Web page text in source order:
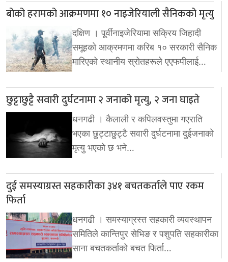
बोको हरामको आक्रमणमा १० नाइजेरियाली सैनिकको मृत्यु
दक्षिण । पूर्वीनाइजेरियामा सक्रिय जिहादी
समूहको आक्रमणमा करिब १० सरकारी सैनिक
मारिएको स्थानीय स्रोतहरूले एएफपीलाई…
छुट्टाछुट्टै सवारी दुर्घटनामा २ जनाको मृत्यु, २ जना घाइते
धनगढी । कैलाली र कपिलवस्तुमा गएराति
भएका छुट्टाछुट्टै सवारी दुर्घटनामा दुईजनाको
मृत्यु भएको छ भने…
दुई समस्याग्रस्त सहकारीका ३४१ बचतकर्ताले पाए रकम
फिर्ता
धनगढी । समस्याग्रस्त सहकारी व्यवस्थापन
समितिले कान्तिपुर सेभिङ र पशुपति सहकारीका
साना बचतकर्ताको बचत फिर्ता…